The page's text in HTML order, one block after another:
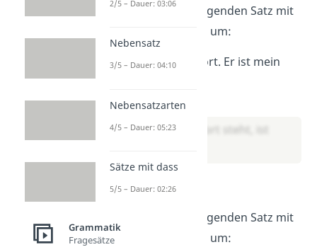
Formuliere den folgenden Satz mit
einem Attributsatz um:
Der Mann steht dort. Er ist mein
→ Lösung:
Der Mann, der dort steht, ist
Übung 3
Formuliere den folgenden Satz mit
einem Attributsatz um:
2/5 – Dauer: 03:06
Nebensatz
3/5 – Dauer: 04:10
Nebensatzarten
4/5 – Dauer: 05:23
Sätze mit dass
5/5 – Dauer: 02:26
Grammatik
Fragesätze